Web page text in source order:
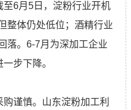
6月5日，淀粉行业开机
整体仍处低位；酒精行业
落。6-7月为深加工企业
步下降。
谨慎。山东淀粉加工利